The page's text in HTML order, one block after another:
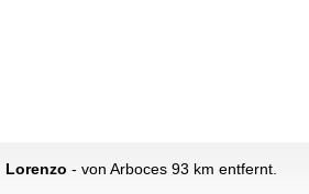
Lorenzo - von Arboces 93 km entfernt.